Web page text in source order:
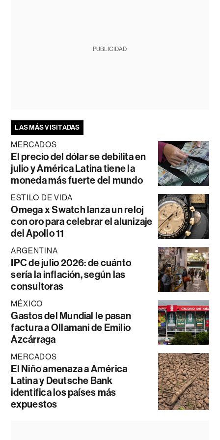
PUBLICIDAD
LAS MÁS VISITADAS
MERCADOS
El precio del dólar se debilita en
julio y América Latina tiene la
moneda más fuerte del mundo
ESTILO DE VIDA
Omega x Swatch lanza un reloj
con oro para celebrar el alunizaje
del Apollo 11
ARGENTINA
IPC de julio 2026: de cuánto
sería la inflación, según las
consultoras
MÉXICO
Gastos del Mundial le pasan
factura a Ollamani de Emilio
Azcárraga
MERCADOS
El Niño amenaza a América
Latina y Deutsche Bank
identifica los países más
expuestos